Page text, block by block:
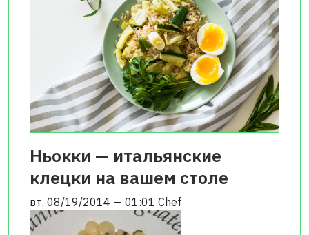
Ньокки — итальянские
клецки на вашем столе
вт, 08/19/2014 — 01:01 Chef